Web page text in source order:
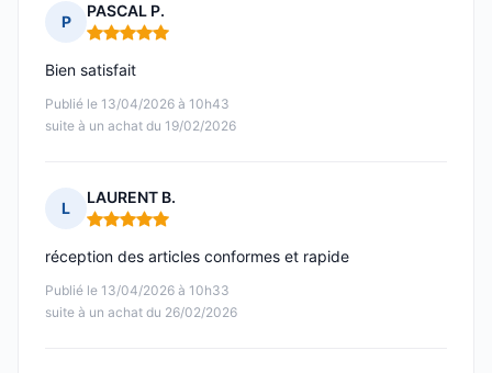
P
PASCAL P.
Note : 5 sur 5
Publié le 13/04/2026 à 10h43
suite à un achat du 19/02/2026
Bien satisfait
L
LAURENT B.
Note : 5 sur 5
Publié le 13/04/2026 à 10h33
suite à un achat du 26/02/2026
réception des articles conformes et rapide